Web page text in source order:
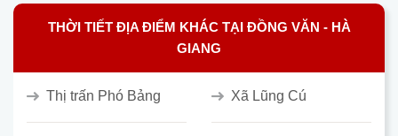
THỜI TIẾT ĐỊA ĐIỂM KHÁC TẠI ĐỒNG VĂN - HÀ
GIANG
Thị trấn Phó Bảng Xã Lũng Cú